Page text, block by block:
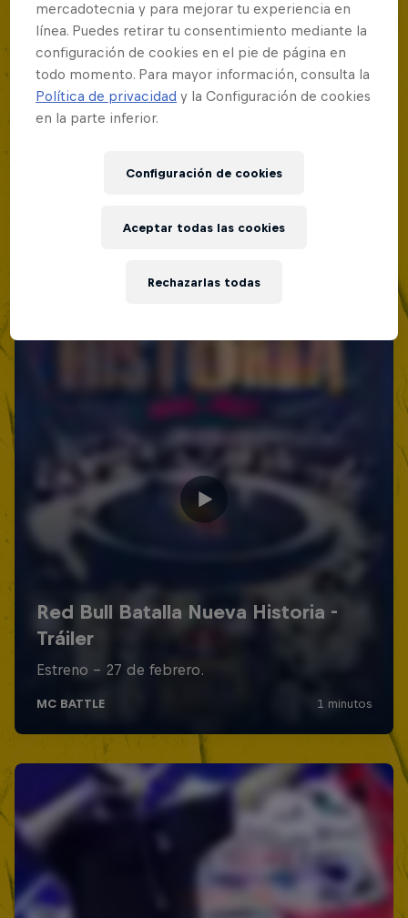
Red Bull Batalla Final Torneo de Plazas
2026
19 Septiembre 2026
Lima, Peru
Red Bull Batalla Nueva Historia:
MC BATTLE
mercadotecnia y para mejorar tu experiencia en
línea. Puedes retirar tu consentimiento mediante la
configuración de cookies en el pie de página en
todo momento. Para mayor información, consulta la
Política de privacidad y la Configuración de cookies
en la parte inferior.
Configuración de cookies
Rechazarlas todas
Aceptar todas las cookies